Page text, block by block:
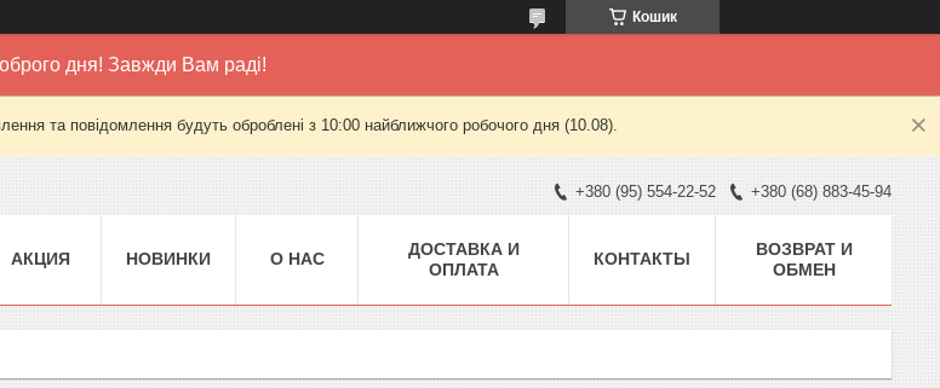
Кошик
дня! Завжди Вам раді!
та повідомлення будуть оброблені з 10:00 найближчого робочого дня (10.08).
+380 (95) 554-22-52 +380 (68) 883-45-94
АКЦИЯ НОВИНКИ О НАС
ДОСТАВКА И
ОПЛАТА
КОНТАКТЫ
ВОЗВРАТ И
ОБМЕН